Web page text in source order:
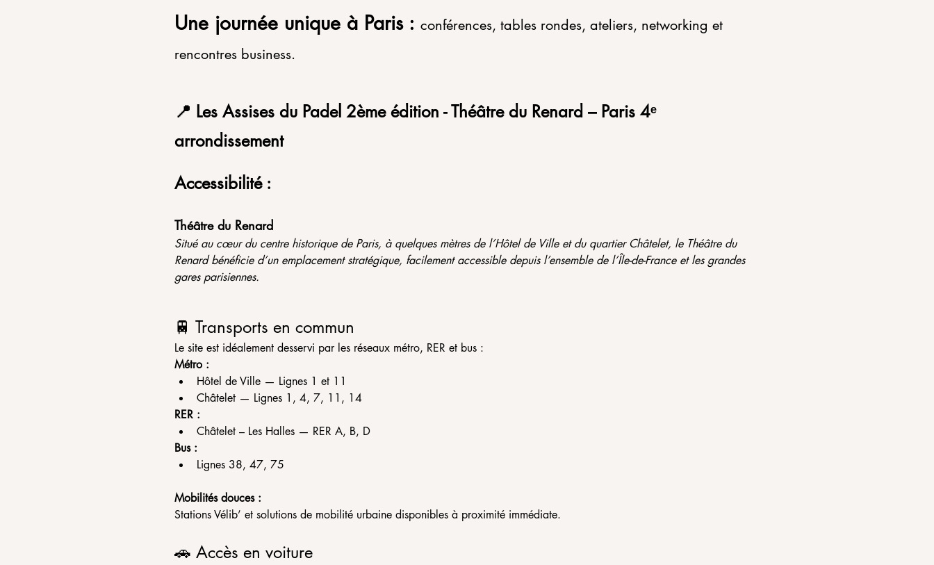
Une journée unique à Paris : conférences, tables rondes, ateliers, networking et
rencontres business.
📍 Les Assises du Padel 2ème édition - Théâtre du Renard – Paris 4ᵉ
arrondissement
Accessibilité :
Théâtre du Renard
Situé au cœur du centre historique de Paris, à quelques mètres de l’Hôtel de Ville et du quartier Châtelet, le Théâtre du
Renard bénéficie d’un emplacement stratégique, facilement accessible depuis l’ensemble de l’Île-de-France et les grandes
gares parisiennes.
🚆 Transports en commun
Le site est idéalement desservi par les réseaux métro, RER et bus :
Métro :
Hôtel de Ville — Lignes 1 et 11
Châtelet — Lignes 1, 4, 7, 11, 14
RER :
Châtelet – Les Halles — RER A, B, D
Bus :
Lignes 38, 47, 75
Mobilités douces :
Stations Vélib’ et solutions de mobilité urbaine disponibles à proximité immédiate.
🚗 Accès en voiture